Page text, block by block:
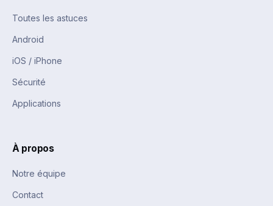
Toutes les astuces
Android
iOS / iPhone
Sécurité
Applications
À propos
Notre équipe
Contact